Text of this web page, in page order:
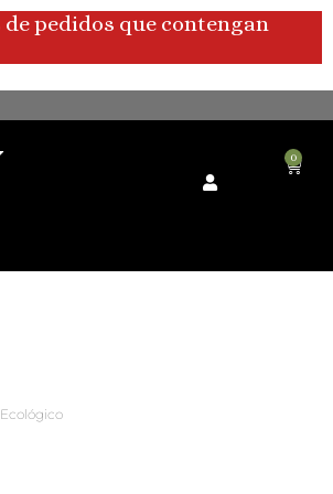
pedidos que contengan
0